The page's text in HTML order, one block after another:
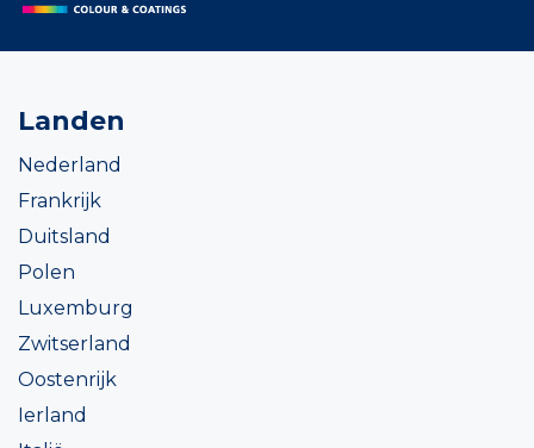
Landen
Nederland
Frankrijk
Duitsland
Polen
Luxemburg
Zwitserland
Oostenrijk
Ierland